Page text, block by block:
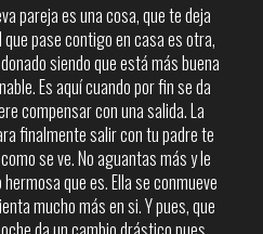
pareja es una cosa, que te deja
pase contigo en casa es otra,
siendo que está más buena
Es aquí cuando por fin se da
compensar con una salida. La
finalmente salir con tu padre te
se ve. No aguantas más y le
que es. Ella se conmueve
mucho más en si. Y pues, que